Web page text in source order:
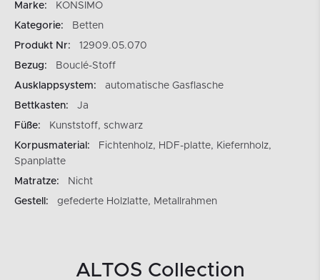
Marke:
KONSIMO
Kategorie:
Betten
Produkt Nr:
12909.05.070
Bezug:
Bouclé-Stoff
Ausklappsystem:
automatische Gasflasche
Bettkasten:
Ja
Füße:
Kunststoff, schwarz
Korpusmaterial:
Fichtenholz, HDF-platte, Kiefernholz,
Spanplatte
Matratze:
Nicht
Gestell:
gefederte Holzlatte, Metallrahmen
ALTOS Collection